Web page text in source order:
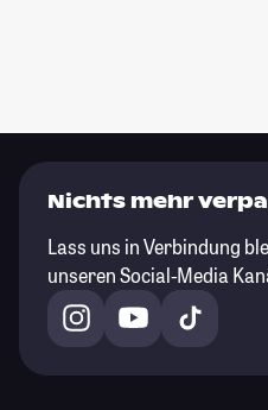
Nichts mehr
Lass uns in Verbindung
unseren Social-Media